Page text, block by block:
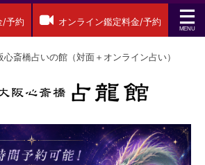
/予約 オンライン鑑定料金/予約
斎橋占いの館（対面＋オンライン占い）